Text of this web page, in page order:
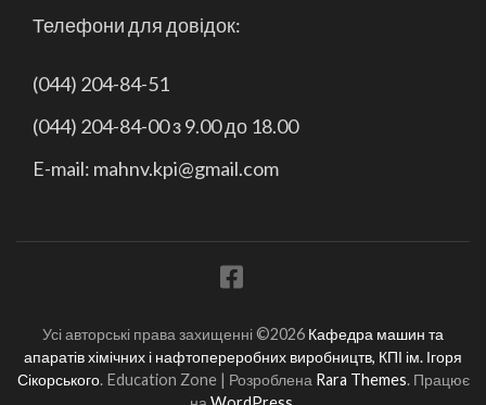
Телефони для довідок:
(044) 204-84-51
(044) 204-84-00 з 9.00 до 18.00
E-mail: mahnv.kpi@gmail.com
Усі авторські права захищенні ©2026 Кафедра машин та
апаратів хімічних і нафтопереробних виробництв, КПІ ім. Ігоря
Сікорського. Education Zone | Розроблена Rara Themes. Працює